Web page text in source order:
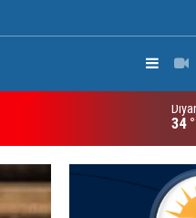
Silah bırakmayan gruplara34